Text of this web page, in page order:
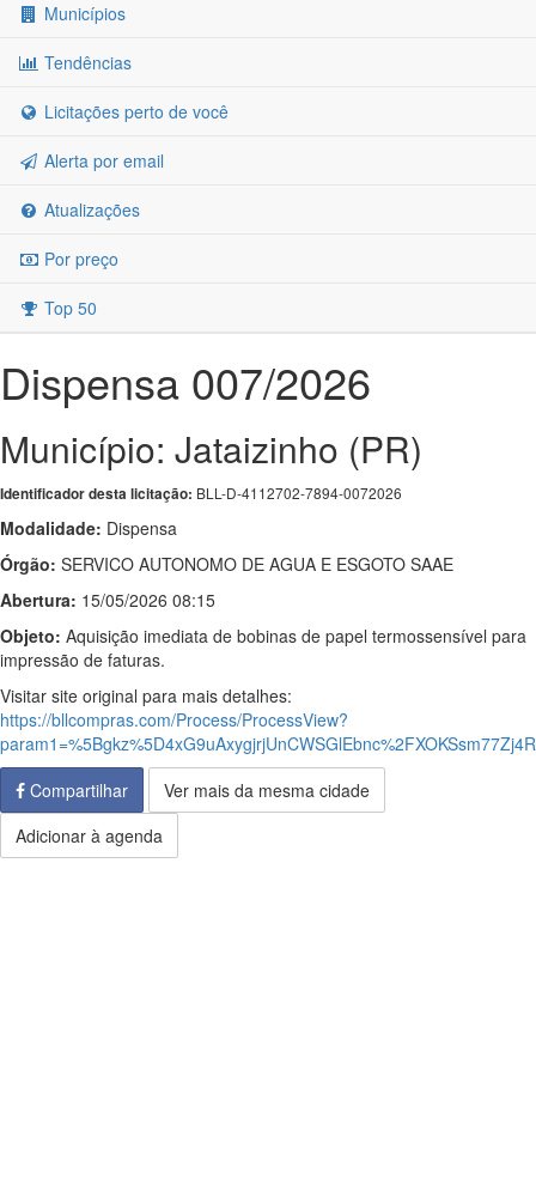
Municípios
Tendências
Licitações perto de você
Alerta por email
Atualizações
Por preço
Top 50
Dispensa 007/2026
Município: Jataizinho (PR)
Identificador desta licitação: BLL-D-4112702-7894-0072026
Modalidade: Dispensa
Órgão: SERVICO AUTONOMO DE AGUA E ESGOTO SAAE
Abertura: 15/05/2026 08:15
Objeto: Aquisição imediata de bobinas de papel termossensível para
impressão de faturas.
Visitar site original para mais detalhes:
https://bllcompras.com/Process/ProcessView?
Compartilhar
Ver mais da mesma cidade
Adicionar à agenda